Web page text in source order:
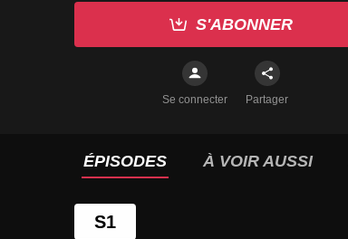
S'ABONNER
Se connecter Partager
ÉPISODES À VOIR AUSSI
S1